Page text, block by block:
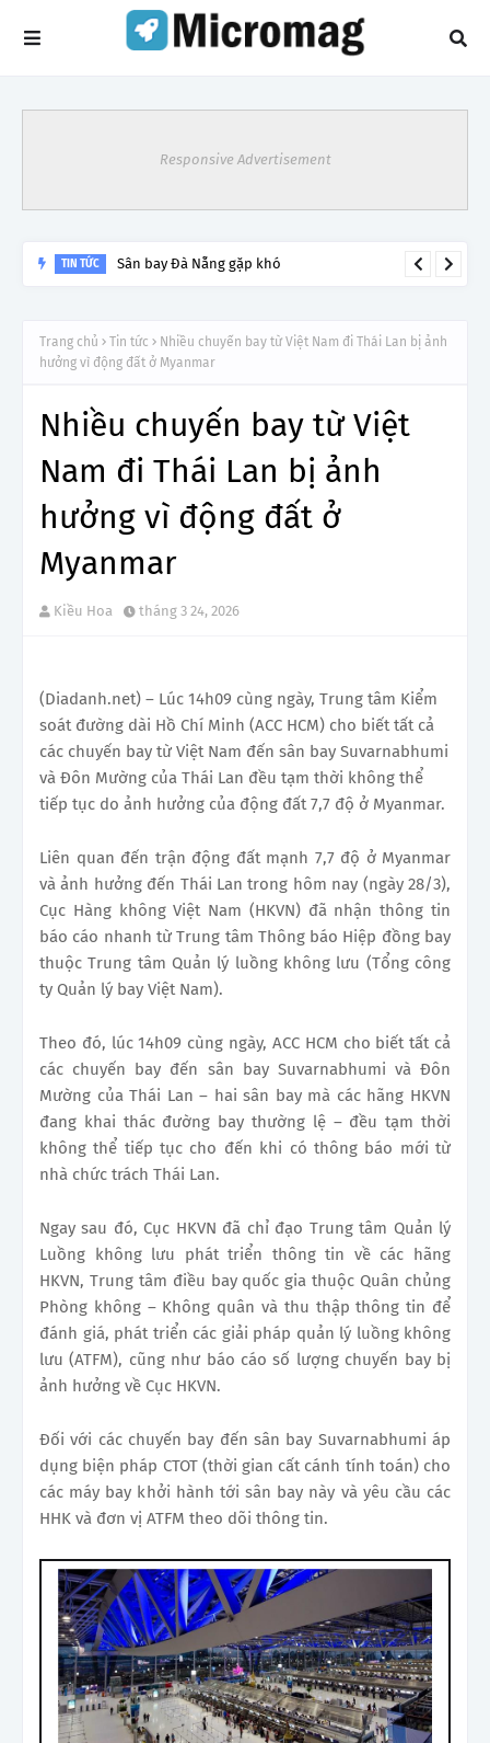
Responsive Advertisement
Trang chủ Tin tức
Nhiều chuyến bay từ Việt Nam đi Thái Lan bị ảnh
hưởng vì động đất ở Myanmar
Nhiều chuyến bay từ Việt
Nam đi Thái Lan bị ảnh
hưởng vì động đất ở
Myanmar
Kiều Hoa tháng 3 24, 2026
(Diadanh.net) – Lúc 14h09 cùng ngày, Trung tâm Kiểm
soát đường dài Hồ Chí Minh (ACC HCM) cho biết tất cả
các chuyến bay từ Việt Nam đến sân bay Suvarnabhumi
và Đôn Mường của Thái Lan đều tạm thời không thể
tiếp tục do ảnh hưởng của động đất 7,7 độ ở Myanmar.
Liên quan đến trận động đất mạnh 7,7 độ ở Myanmar
và ảnh hưởng đến Thái Lan trong hôm nay (ngày 28/3),
Cục Hàng không Việt Nam (HKVN) đã nhận thông tin
báo cáo nhanh từ Trung tâm Thông báo Hiệp đồng bay
thuộc Trung tâm Quản lý luồng không lưu (Tổng công
ty Quản lý bay Việt Nam).
Theo đó, lúc 14h09 cùng ngày, ACC HCM cho biết tất cả
các chuyến bay đến sân bay Suvarnabhumi và Đôn
Mường của Thái Lan – hai sân bay mà các hãng HKVN
đang khai thác đường bay thường lệ – đều tạm thời
không thể tiếp tục cho đến khi có thông báo mới từ
nhà chức trách Thái Lan.
Ngay sau đó, Cục HKVN đã chỉ đạo Trung tâm Quản lý
Luồng không lưu phát triển thông tin về các hãng
HKVN, Trung tâm điều bay quốc gia thuộc Quân chủng
Phòng không – Không quân và thu thập thông tin để
đánh giá, phát triển các giải pháp quản lý luồng không
lưu (ATFM), cũng như báo cáo số lượng chuyến bay bị
ảnh hưởng về Cục HKVN.
Đối với các chuyến bay đến sân bay Suvarnabhumi áp
dụng biện pháp CTOT (thời gian cất cánh tính toán) cho
các máy bay khởi hành tới sân bay này và yêu cầu các
HHK và đơn vị ATFM theo dõi thông tin.